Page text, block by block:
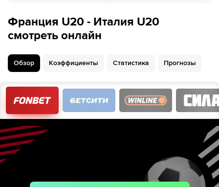
Франция U20 - Италия U20
смотреть онлайн
Обзор Коэффициенты Статистика Прогнозы